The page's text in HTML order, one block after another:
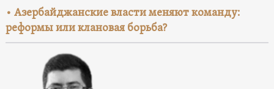
• Азербайджанские власти меняют команду:
реформы или клановая борьба?